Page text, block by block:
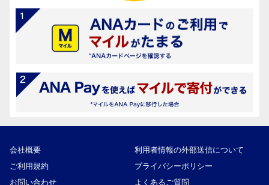
会社概要
利用者情報の外部送信について
ご利用規約
プライバシーポリシー
お問い合わせ
よくあるご質問